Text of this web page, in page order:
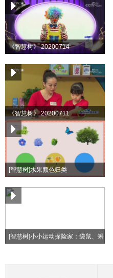
《智慧树》 20200714
《智慧树》 20200711
[智慧树]水果颜色归类
[智慧树]小小运动探险家：袋鼠、蝌